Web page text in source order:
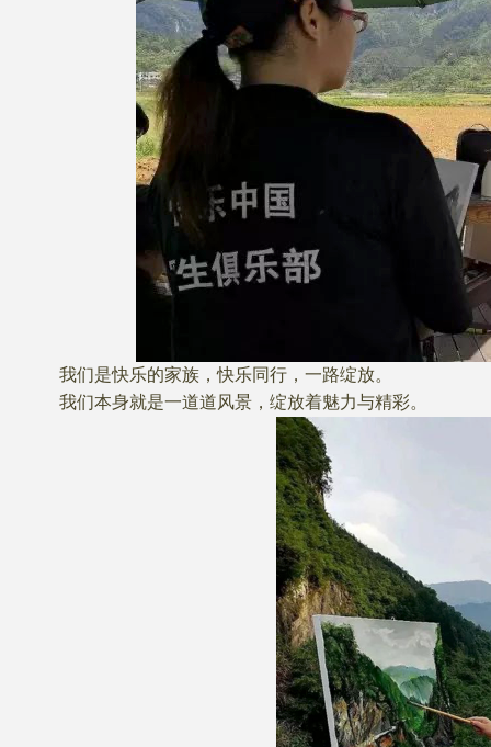
我们是快乐的家族，快乐同行，一路绽放。
我们本身就是一道道风景，绽放着魅力与精彩。